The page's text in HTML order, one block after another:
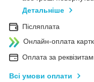
Детальніше
Післяплата
Онлайн-оплата
Оплата за
Всі умови оплати